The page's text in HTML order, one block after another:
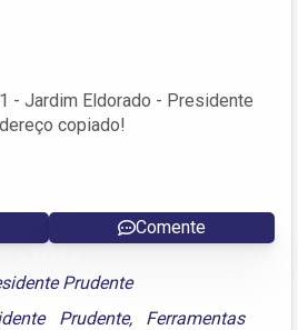
- Jardim Eldorado - Presidente
copiado!
Comente
Prudente
Prudente, Ferramentas